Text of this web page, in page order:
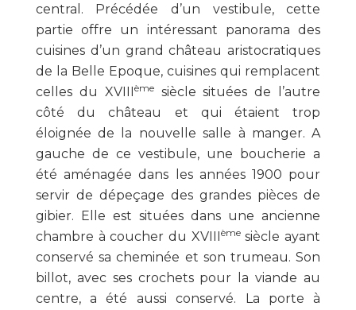
central. Précédée d’un vestibule, cette
partie offre un intéressant panorama des
cuisines d’un grand château aristocratiques
de la Belle Epoque, cuisines qui remplacent
celles du XVIIIèmesiècle situées de l’autre
côté du château et qui étaient trop
éloignée de la nouvelle salle à manger. A
gauche de ce vestibule, une boucherie a
été aménagée dans les années 1900 pour
servir de dépeçage des grandes pièces de
gibier. Elle est situées dans une ancienne
chambre à coucher du XVIIIèmesiècle ayant
conservé sa cheminée et son trumeau. Son
billot, avec ses crochets pour la viande au
centre, a été aussi conservé. La porte à